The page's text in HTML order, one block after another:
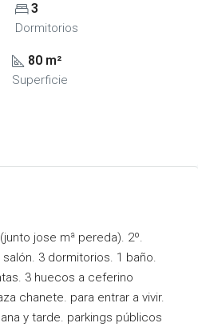
3
Dormitorios
80 m²
Superficie
jose mª pereda). 2º.
3 dormitorios. 1 baño.
3 huecos a ceferino
chanete. para entrar a vivir.
y tarde. parkings públicos